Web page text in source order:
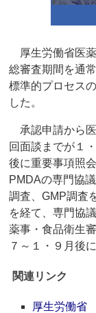
厚生労働省医
総審査期間を通
標準的プロセス
した。
承認申請から
回面談までが１
後に重要事項照
PMDAの専門協
調査、GMP調査
を経て、専門協
薬事・食品衛生
７～１・９月後
関連リンク
厚生労働省